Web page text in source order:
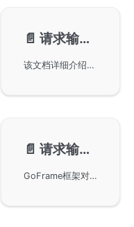
📄️ 请求输入-对象处理
该文档详细介绍了在使用GoFrame框架时如何处理请求输入的对象转换。通过将输入和输出定义为struct结构体对象，便于结构化参数的维护。文中介绍了默认和自定义的参数映射规则，以及如何通过Request对象的Parse方法进行便捷的对象转换和数据校验。
📄️ 请求输入-JSON/XML
GoFrame框架对JSON和XML数据格式的原生支持，详细描述了如何通过GoFrame框架的Request对象来处理客户端提交的数据格式，提高开发效率。文档中包括示例代码演示如何解析和验证提交的数据，以及如何进行数据格式转换，为开发者提供了便捷的数据获取和处理能力。